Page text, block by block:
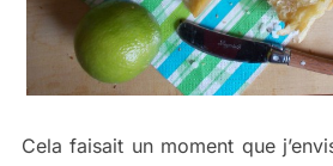
Cela faisait un moment que